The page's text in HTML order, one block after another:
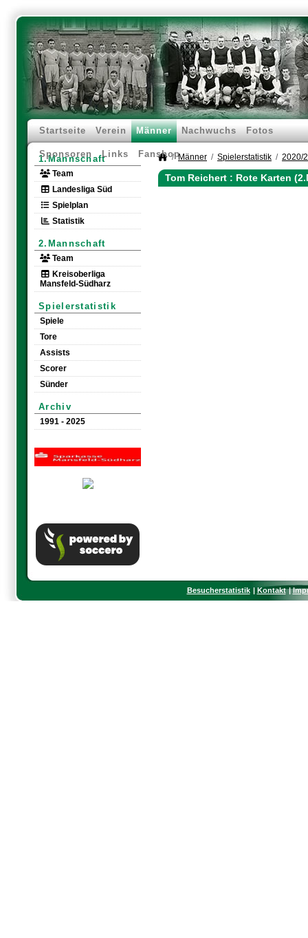
Startseite Verein Männer Nachwuchs Fotos
Sponsoren Links Fanshop
1.Mannschaft
Team
Landesliga Süd
Spielplan
Statistik
2.Mannschaft
Team
Kreisoberliga
Mansfeld-Südharz
Spielerstatistik
Spiele
Tore
Assists
Scorer
Sünder
Archiv
1991 - 2025
Männer Spielerstatistik 2020/
Tom Reichert : Rote Karten
Besucherstatistik Kontakt